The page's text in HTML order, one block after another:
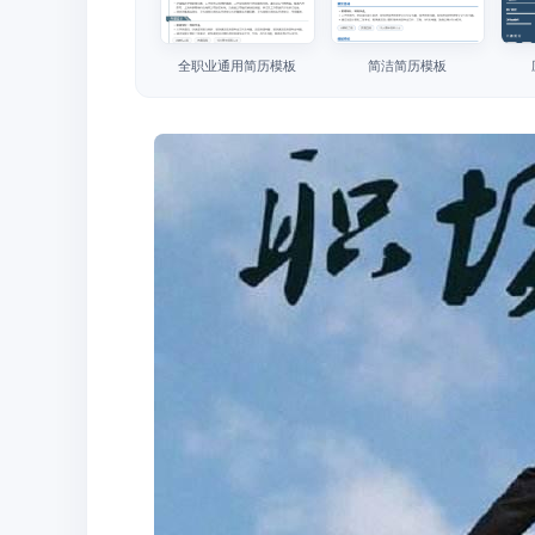
全职业通用简历模板 简洁简历模板